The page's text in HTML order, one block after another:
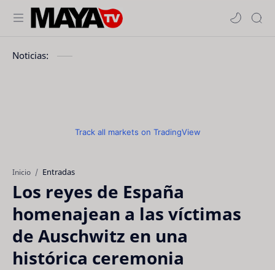
Noticias:
Track all markets on TradingView
Inicio Entradas
Los reyes de España
homenajean a las víctimas
de Auschwitz en una
histórica ceremonia